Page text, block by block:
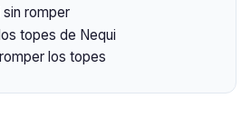
romper
topes de Nequi
los topes